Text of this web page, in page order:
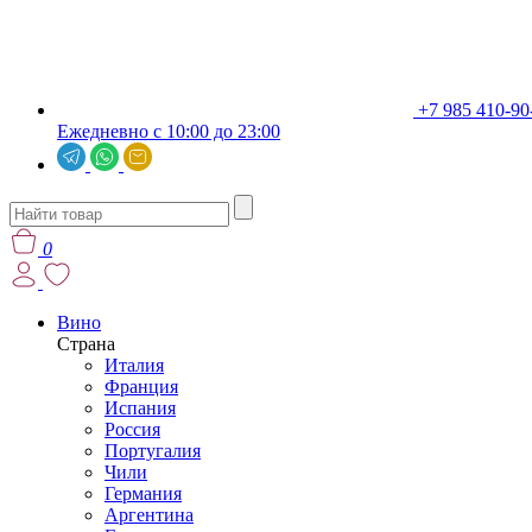
+7 985 410-
Ежедневно с 10:00 до 23:00
0
Вино
Страна
Италия
Франция
Испания
Россия
Португалия
Чили
Германия
Аргентина